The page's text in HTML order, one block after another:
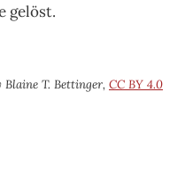
gelöst.
Blaine T. Bettinger, CC BY 4.0